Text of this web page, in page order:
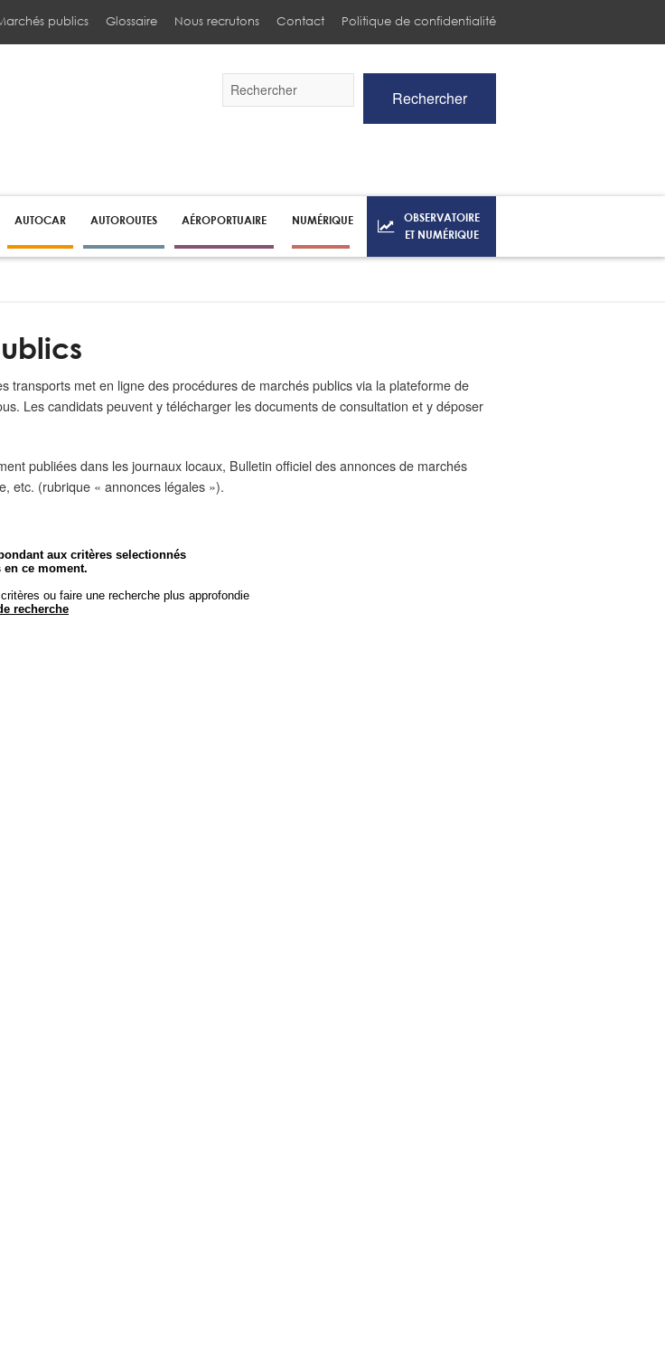
publics Glossaire Nous recrutons Contact Politique de confidentialité
par
la
Rechercher
AUTOCAR AUTOROUTES AÉROPORTUAIRE NUMÉRIQUE
OBSERVATOIRE
ET NUMÉRIQUE
transports met en ligne des procédures de marchés publics via la plateforme de
Les candidats peuvent y télécharger les documents de consultation et y déposer
publiées dans les journaux locaux, Bulletin officiel des annonces de marchés
etc. (rubrique « annonces légales »).